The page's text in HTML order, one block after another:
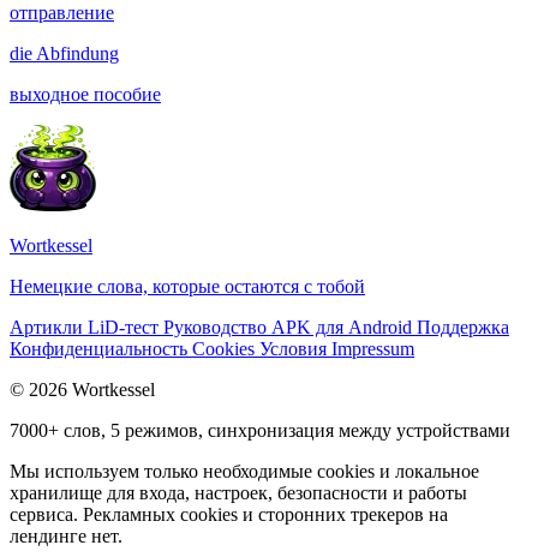
отправление
die Abfindung
выходное пособие
Wortkessel
Немецкие слова, которые остаются с тобой
Артикли LiD-тест Руководство APK для Android Поддержка
Конфиденциальность Cookies Условия Impressum
© 2026 Wortkessel
7000+ слов, 5 режимов, синхронизация между устройствами
Мы используем только необходимые cookies и локальное
хранилище для входа, настроек, безопасности и работы
сервиса. Рекламных cookies и сторонних трекеров на
лендинге нет.